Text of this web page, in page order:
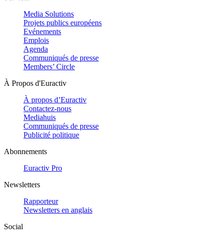
Media Solutions
Projets publics européens
Evénements
Emplois
Agenda
Communiqués de presse
Members’ Circle
À Propos d'Euractiv
À propos d’Euractiv
Contactez-nous
Mediahuis
Communiqués de presse
Publicité politique
Abonnements
Euractiv Pro
Newsletters
Rapporteur
Newsletters en anglais
Social